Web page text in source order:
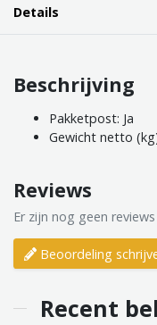
Details
Beschrijving
Pakketpost: Ja
Gewicht netto
Reviews
Er zijn nog geen
Beoordeling
Recent